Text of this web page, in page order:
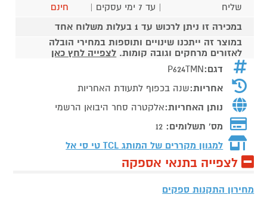
שליח
| עד 7 ימי עסקים |
חינם
במכירה זו ניתן לרכוש עד 1 בעלות משלוח אחד
במוצר זה ייתכנו שינויים ותוספות במחירי הובלה
לאזורים מרחקים וגובה קומות. לצפייה לחץ כאן
דגם:P624TMN
אחריות:שנה בכפוף לתעודת האחריות
נותן האחריות:אלקטרה סחר היבואן הרשמי
מס' תשלומים: 12
למגוון מקררים של המותג TCL טי סי אל
לצפייה בתנאי אספקה
מחירון התקנות ספקים